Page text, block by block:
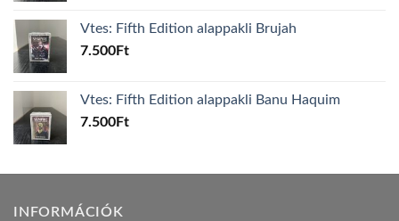
Vtes: Fifth Edition alappakli Brujah
7.500Ft
Vtes: Fifth Edition alappakli Banu Haquim
7.500Ft
INFORMÁCIÓK